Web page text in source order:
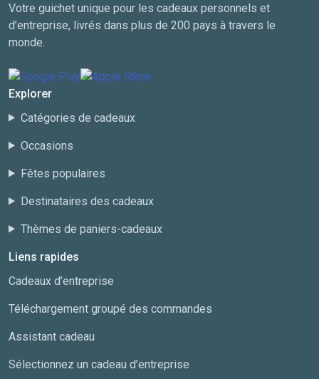
Votre guichet unique pour les cadeaux personnels et
d’entreprise, livrés dans plus de 200 pays à travers le
monde.
Explorer
Catégories de cadeaux
Occasions
Fêtes populaires
Destinataires des cadeaux
Thèmes de paniers-cadeaux
Liens rapides
Cadeaux d’entreprise
Téléchargement groupé des commandes
Assistant cadeau
Sélectionnez un cadeau d’entreprise